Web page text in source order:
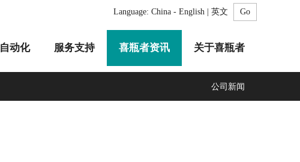
Language: China - English | 英文
自动化 服务支持 喜瓶者资讯 关于喜瓶者
公司新闻